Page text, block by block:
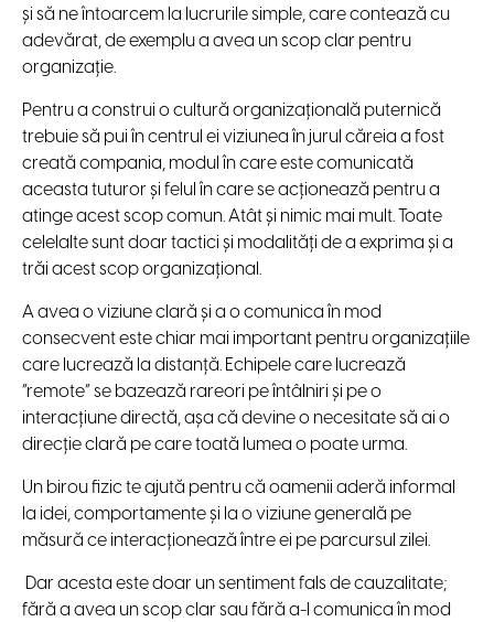
și să ne întoarcem la lucrurile simple, care contează cu
adevărat, de exemplu a avea un scop clar pentru
organizație.
Pentru a construi o cultură organizațională puternică
trebuie să pui în centrul ei viziunea în jurul căreia a fost
creată compania, modul în care este comunicată
aceasta tuturor și felul în care se acționează pentru a
atinge acest scop comun. Atât și nimic mai mult. Toate
celelalte sunt doar tactici și modalități de a exprima și a
trăi acest scop organizațional.
A avea o viziune clară și a o comunica în mod
consecvent este chiar mai important pentru organizațiile
care lucrează la distanță. Echipele care lucrează
”remote” se bazează rareori pe întâlniri și pe o
interacțiune directă, așa că devine o necesitate să ai o
direcție clară pe care toată lumea o poate urma.
Un birou fizic te ajută pentru că oamenii aderă informal
la idei, comportamente și la o viziune generală pe
măsură ce interacționează între ei pe parcursul zilei.
Dar acesta este doar un sentiment fals de cauzalitate;
fără a avea un scop clar sau fără a-l comunica în mod